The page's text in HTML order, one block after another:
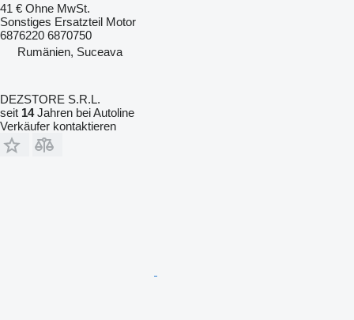
41 € Ohne MwSt.
Sonstiges Ersatzteil Motor
6876220 6870750
Rumänien, Suceava
DEZSTORE S.R.L.
seit 14Jahren bei Autoline
Verkäufer kontaktieren